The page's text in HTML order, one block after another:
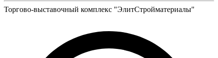
Торгово-выставочный комплекс "ЭлитСтройматериалы"